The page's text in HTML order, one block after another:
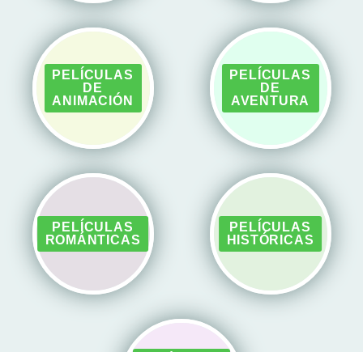
PELÍCULAS
DE
ANIMACIÓN
PELÍCULAS
DE
AVENTURA
PELÍCULAS
ROMÁNTICAS
PELÍCULAS
HISTÓRICAS